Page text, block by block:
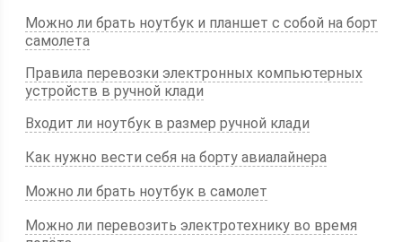
Можно ли брать ноутбук и планшет с собой на борт
самолета
Правила перевозки электронных компьютерных
устройств в ручной клади
Входит ли ноутбук в размер ручной клади
Как нужно вести себя на борту авиалайнера
Можно ли брать ноутбук в самолет
Можно ли перевозить электротехнику во время